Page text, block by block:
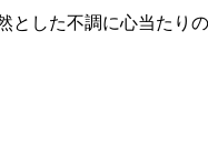
した不調に心当たり